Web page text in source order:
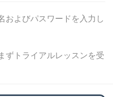
およびパスワードを入力し
ずトライアルレッスンを受